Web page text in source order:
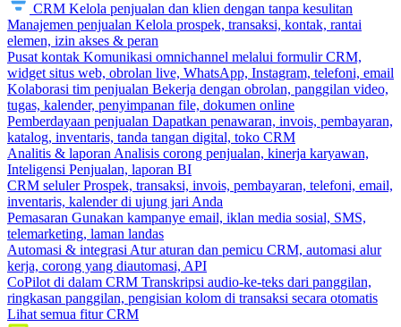
CRM Kelola penjualan dan klien dengan tanpa kesulitan
Manajemen penjualan Kelola prospek, transaksi, kontak, rantai
elemen, izin akses & peran
Pusat kontak Komunikasi omnichannel melalui formulir CRM,
widget situs web, obrolan live, WhatsApp, Instagram, telefoni, email
Kolaborasi tim penjualan Bekerja dengan obrolan, panggilan video,
tugas, kalender, penyimpanan file, dokumen online
Pemberdayaan penjualan Dapatkan penawaran, invois, pembayaran,
katalog, inventaris, tanda tangan digital, toko CRM
Analitis & laporan Analisis corong penjualan, kinerja karyawan,
Inteligensi Penjualan, laporan BI
CRM seluler Prospek, transaksi, invois, pembayaran, telefoni, email,
inventaris, kalender di ujung jari Anda
Pemasaran Gunakan kampanye email, iklan media sosial, SMS,
telemarketing, laman landas
Automasi & integrasi Atur aturan dan pemicu CRM, automasi alur
kerja, corong yang diautomasi, API
CoPilot di dalam CRM Transkripsi audio-ke-teks dari panggilan,
ringkasan panggilan, pengisian kolom di transaksi secara otomatis
Lihat semua fitur CRM